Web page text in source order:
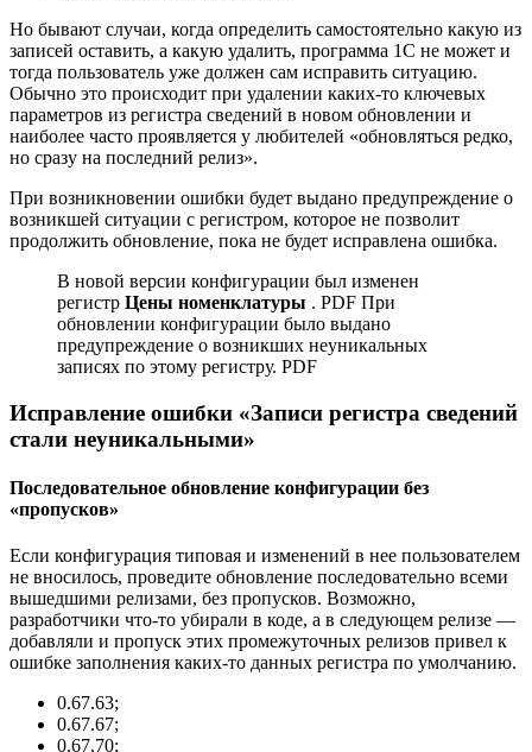
Но бывают случаи, когда определить самостоятельно какую из
записей оставить, а какую удалить, программа 1С не может и
тогда пользователь уже должен сам исправить ситуацию.
Обычно это происходит при удалении каких-то ключевых
параметров из регистра сведений в новом обновлении и
наиболее часто проявляется у любителей «обновляться редко,
но сразу на последний релиз».
При возникновении ошибки будет выдано предупреждение о
возникшей ситуации с регистром, которое не позволит
продолжить обновление, пока не будет исправлена ошибка.
В новой версии конфигурации был изменен
регистр Цены номенклатуры . PDF При
обновлении конфигурации было выдано
предупреждение о возникших неуникальных
записях по этому регистру. PDF
Исправление ошибки «Записи регистра сведений
стали неуникальными»
Последовательное обновление конфигурации без
«пропусков»
Если конфигурация типовая и изменений в нее пользователем
не вносилось, проведите обновление последовательно всеми
вышедшими релизами, без пропусков. Возможно,
разработчики что-то убирали в коде, а в следующем релизе —
добавляли и пропуск этих промежуточных релизов привел к
ошибке заполнения каких-то данных регистра по умолчанию.
0.67.63;
0.67.67;
0.67.70;